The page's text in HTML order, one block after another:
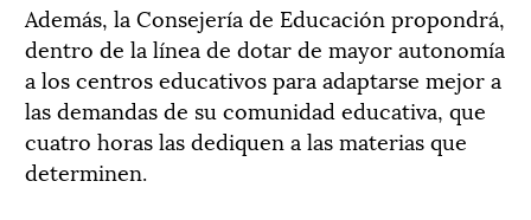
Además, la Consejería de Educación propondrá,
dentro de la línea de dotar de mayor autonomía
a los centros educativos para adaptarse mejor a
las demandas de su comunidad educativa, que
cuatro horas las dediquen a las materias que
determinen.